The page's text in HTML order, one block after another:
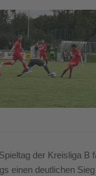
der Kreisliga B
einen deutlichen